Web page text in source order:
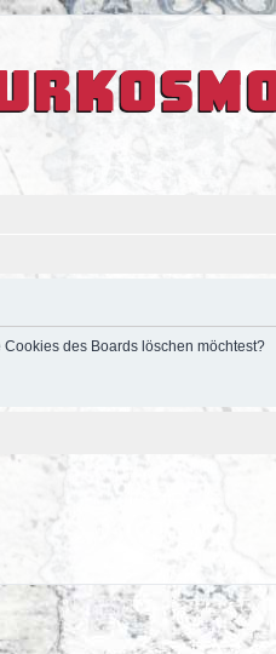
des Boards löschen möchtest?